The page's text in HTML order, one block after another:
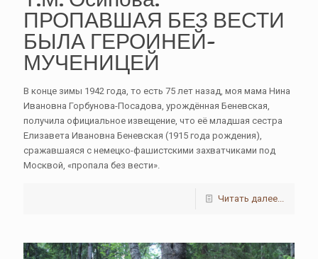
ПРОПАВШАЯ БЕЗ ВЕСТИ
БЫЛА ГЕРОИНЕЙ-
МУЧЕНИЦЕЙ
В конце зимы 1942 года, то есть 75 лет назад, моя мама Нина
Ивановна Горбунова-Посадова, урождённая Беневская,
получила официальное извещение, что её младшая сестра
Елизавета Ивановна Беневская (1915 года рождения),
сражавшаяся с немецко-фашистскими захватчиками под
Москвой, «пропала без вести».
Читать далее...